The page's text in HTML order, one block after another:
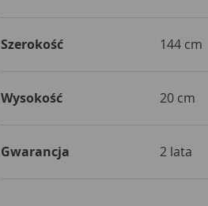
Szerokość 144 cm
Wysokość 20 cm
Gwarancja 2 lata